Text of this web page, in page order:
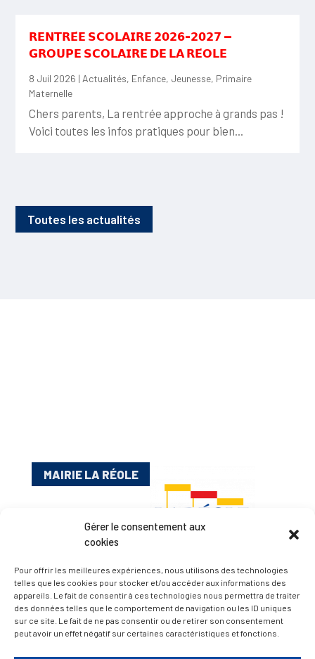
Gérer le consentement aux
cookies
Pour offrir les meilleures expériences, nous utilisons des technologies
telles que les cookies pour stocker et/ou accéder aux informations des
appareils. Le fait de consentir à ces technologies nous permettra de traiter
des données telles que le comportement de navigation ou les ID uniques
sur ce site. Le fait de ne pas consentir ou de retirer son consentement
peut avoir un effet négatif sur certaines caractéristiques et fonctions.
𝗥𝗘𝗡𝗧𝗥𝗘́𝗘 𝗦𝗖𝗢𝗟𝗔𝗜𝗥𝗘 𝟮𝟬𝟮𝟲-𝟮𝟬𝟮𝟳 —
𝗚𝗥𝗢𝗨𝗣𝗘 𝗦𝗖𝗢𝗟𝗔𝗜𝗥𝗘 𝗗𝗘 𝗟𝗔 𝗥𝗘́𝗢𝗟𝗘
8 Juil 2026 | Actualités, Enfance, Jeunesse, Primaire
Maternelle
Chers parents, La rentrée approche à grands pas !
Voici toutes les infos pratiques pour bien...
Toutes les actualités
MAIRIE LA RÉOLE
Esplanade Charles de Gaulle
33 190 La Réole